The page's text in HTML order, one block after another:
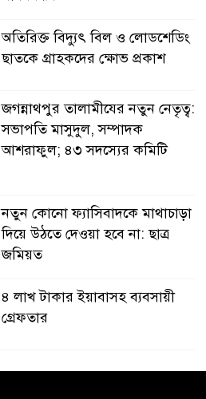
অতিরিক্ত বিদ্যুৎ বিল ও লোডশেডিং
ছাতকে গ্রাহকদের ক্ষোভ প্রকাশ
জগন্নাথপুর তালামীযের নতুন নেতৃত্ব:
সভাপতি মাসুদুল, সম্পাদক
আশরাফুল; ৪৩ সদস্যের কমিটি
নতুন কোনো ফ্যাসিবাদকে মাথাচাড়া
দিয়ে উঠতে দেওয়া হবে না: ছাত্র
জমিয়ত
৪ লাখ টাকার ইয়াবাসহ ব্যবসায়ী
গ্রেফতার